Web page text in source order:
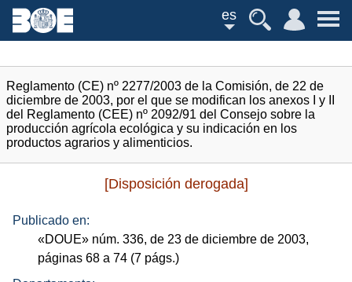
es
Reglamento (CE) nº 2277/2003 de la Comisión, de 22 de
diciembre de 2003, por el que se modifican los anexos I y II
del Reglamento (CEE) nº 2092/91 del Consejo sobre la
producción agrícola ecológica y su indicación en los
productos agrarios y alimenticios.
[Disposición derogada]
Publicado en:
«DOUE» núm. 336, de 23 de diciembre de 2003,
páginas 68 a 74 (7 págs.)